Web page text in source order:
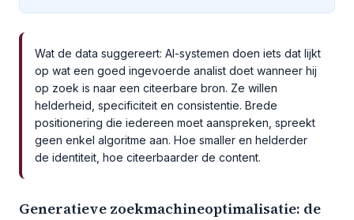
Wat de data suggereert: AI-systemen doen iets dat lijkt
op wat een goed ingevoerde analist doet wanneer hij
op zoek is naar een citeerbare bron. Ze willen
helderheid, specificiteit en consistentie. Brede
positionering die iedereen moet aanspreken, spreekt
geen enkel algoritme aan. Hoe smaller en helderder
de identiteit, hoe citeerbaarder de content.
Generatieve zoekmachineoptimalisatie: de